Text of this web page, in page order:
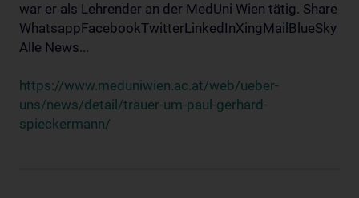
war er als Lehrender an der MedUni Wien tätig. Share
WhatsappFacebookTwitterLinkedInXingMailBlueSky
Alle News...
https://www.meduniwien.ac.at/web/ueber-
uns/news/detail/trauer-um-paul-gerhard-
spieckermann/